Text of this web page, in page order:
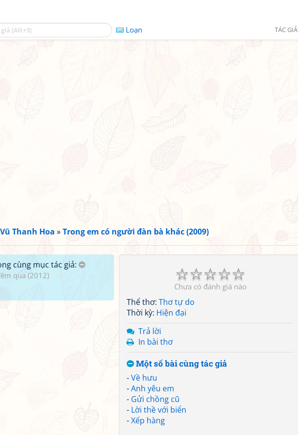
Loạn TÁC GIẢ
Vũ Thanh Hoa »Trong em có người đàn bà khác (2009)
☆
☆
☆
☆
☆
Chưa có đánh giá nào
Thể thơ: Thơ tự do
Thời kỳ: Hiện đại
Trả lời
In bài thơ
Một số bài cùng tác giả
-Về hưu
-Anh yêu em
- Gửi chồng cũ
- Lời thề với biển
-Xếp hàng
cùng mục tác giả:
qua (2012)